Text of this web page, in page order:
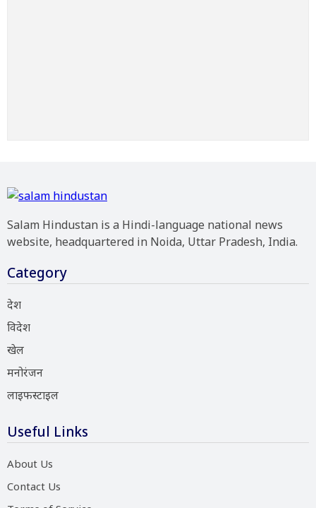
Salam Hindustan is a Hindi-language national news
website, headquartered in Noida, Uttar Pradesh, India.
Category
देश
विदेश
खेल
मनोरंजन
लाइफस्टाइल
Useful Links
About Us
Contact Us